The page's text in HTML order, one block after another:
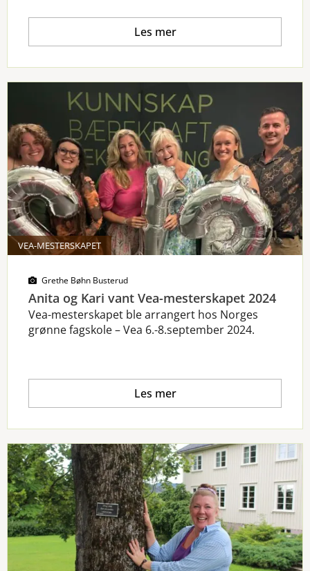
Les mer
VEA-MESTERSKAPET
Grethe Bøhn Busterud
Anita og Kari vant Vea-mesterskapet 2024
Vea-mesterskapet ble arrangert hos Norges
grønne fagskole – Vea 6.-8.september 2024.
Les mer